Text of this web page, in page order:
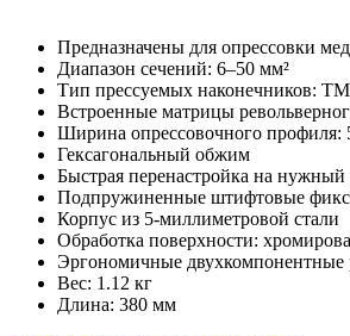
Предназначены для опрессовки
Диапазон сечений: 6–50 мм²
Тип прессуемых
Встроенные матрицы
Ширина опрессовочного профиля:
Гексагональный обжим
Быстрая перенастройка на нужный
Подпружиненные штифтовые
Корпус из 5-миллиметровой стали
Обработка поверхности:
Эргономичные двухкомпонентные
Вес: 1.12 кг
Длина: 380 мм